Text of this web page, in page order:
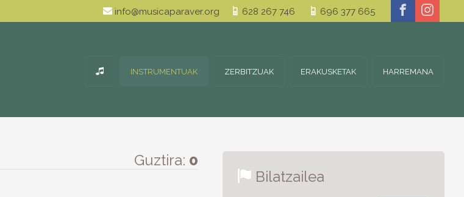
info@musicaparaver.org 628 267 746 696 377 665
INSTRUMENTUAK ZERBITZUAK ERAKUSKETAK HARREMANA
Guztira: 0
Bilatzailea